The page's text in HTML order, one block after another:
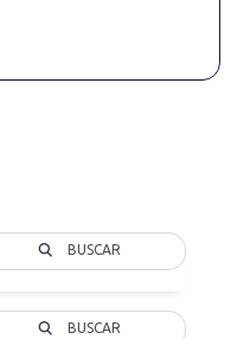
BUSCAR
BUSCAR